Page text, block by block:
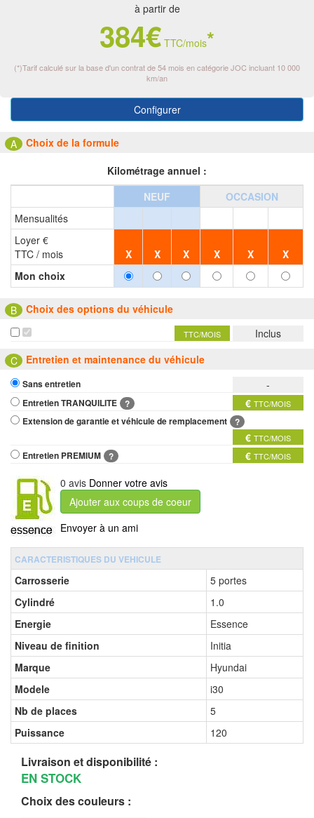
à partir de
384€ TTC/mois*
(*)Tarif calculé sur la base d'un contrat de 54 mois en catégorie JOC incluant 10 000
km/an
Configurer
A
Choix de la formule
Kilométrage annuel :
NEUF
OCCASION
Mensualités
Loyer €
TTC / mois
X X X X X
X
Mon choix
B Choix des options du véhicule
TTC/MOIS
Inclus
C
Entretien et maintenance du véhicule
Sans entretien -
Entretien TRANQUILITE ? € TTC/MOIS
Extension de garantie et véhicule de remplacement ?
€ TTC/MOIS
Entretien PREMIUM ? € TTC/MOIS
0 avis Donner votre avis
Ajouter aux coups de coeur
Envoyer à un ami
CARACTERISTIQUES DU VEHICULE
Carrosserie
5 portes
Cylindré
1.0
Energie
Essence
Niveau de finition
Initia
Marque
Hyundai
Modele
i30
Nb de places
5
Puissance
120
Livraison et disponibilité :
EN STOCK
Choix des couleurs :